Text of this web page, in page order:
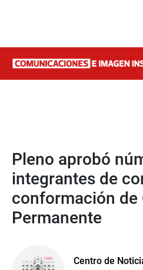
Pleno aprobó
integrantes de
conformación de
Permanente
Centro de